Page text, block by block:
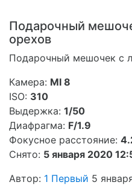
Подарочный
орехов
Подарочный мешочек с
Камера: MI 8
ISO: 310
Выдержка: 1/50
Диафрагма: F/1.9
Фокусное расстояние:
Снято: 5 января 2020
Автор: 1 Первый 5